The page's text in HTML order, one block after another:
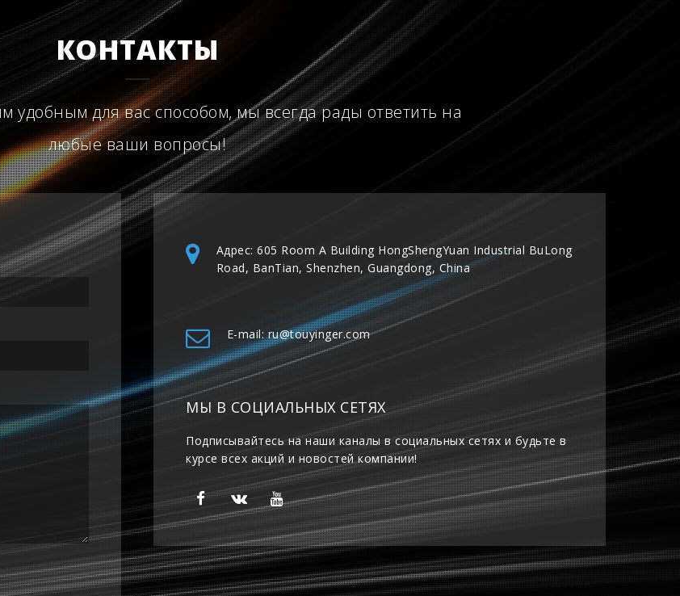
КОНТАКТЫ
удобным для вас способом, мы всегда рады ответить на
любые ваши вопросы!
Адрес: 605 Room A Building HongShengYuan Industrial BuLong
Road, BanTian, Shenzhen, Guangdong, China
E-mail: ru@touyinger.com
МЫ В СОЦИАЛЬНЫХ СЕТЯХ
Подписывайтесь на наши каналы в социальных сетях и будьте в
курсе всех акций и новостей компании!